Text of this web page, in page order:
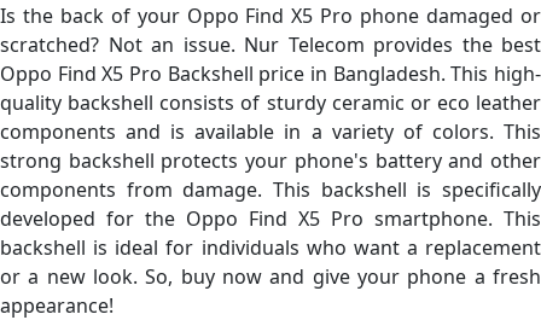
Is the back of your Oppo Find X5 Pro phone damaged or
scratched? Not an issue. Nur Telecom provides the best
Oppo Find X5 Pro Backshell price in Bangladesh. This high-
quality backshell consists of sturdy ceramic or eco leather
components and is available in a variety of colors. This
strong backshell protects your phone's battery and other
components from damage. This backshell is specifically
developed for the Oppo Find X5 Pro smartphone. This
backshell is ideal for individuals who want a replacement
or a new look. So, buy now and give your phone a fresh
appearance!